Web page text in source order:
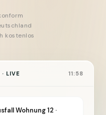
kostenlos
LIVE 11:58
Wohnung 12 ·